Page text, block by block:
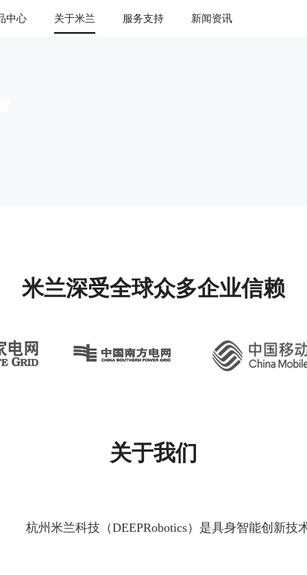
中心 关于米兰 服务支持 新闻资讯
米兰深受全球众多企业信赖
关于我们
杭州米兰科技（DEEPRobotics）是具身智能创新